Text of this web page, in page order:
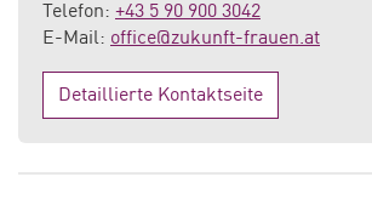
Telefon: +43 5 90 900 3042
E-Mail: office@zukunft-frauen.at
Detaillierte Kontaktseite